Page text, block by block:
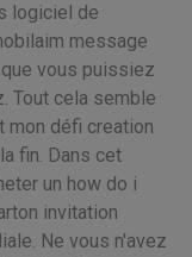
logiciel de
message
vous puissiez
Tout cela semble
mon défi creation
fin. Dans cet
un how do i
invitation
Ne vous n'avez